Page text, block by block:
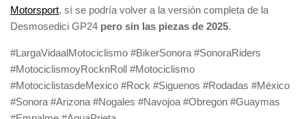
Motorsport, sí se podría volver a la versión completa de la
Desmosedici GP24 pero sin las piezas de 2025.
#LargaVidaalMotociclismo #BikerSonora #SonoraRiders
#MotociclismoyRocknRoll #Motociclismo
#MotociclistasdeMexico #Rock #Siguenos #Rodadas #México
#Sonora #Arizona #Nogales #Navojoa #Obregon #Guaymas